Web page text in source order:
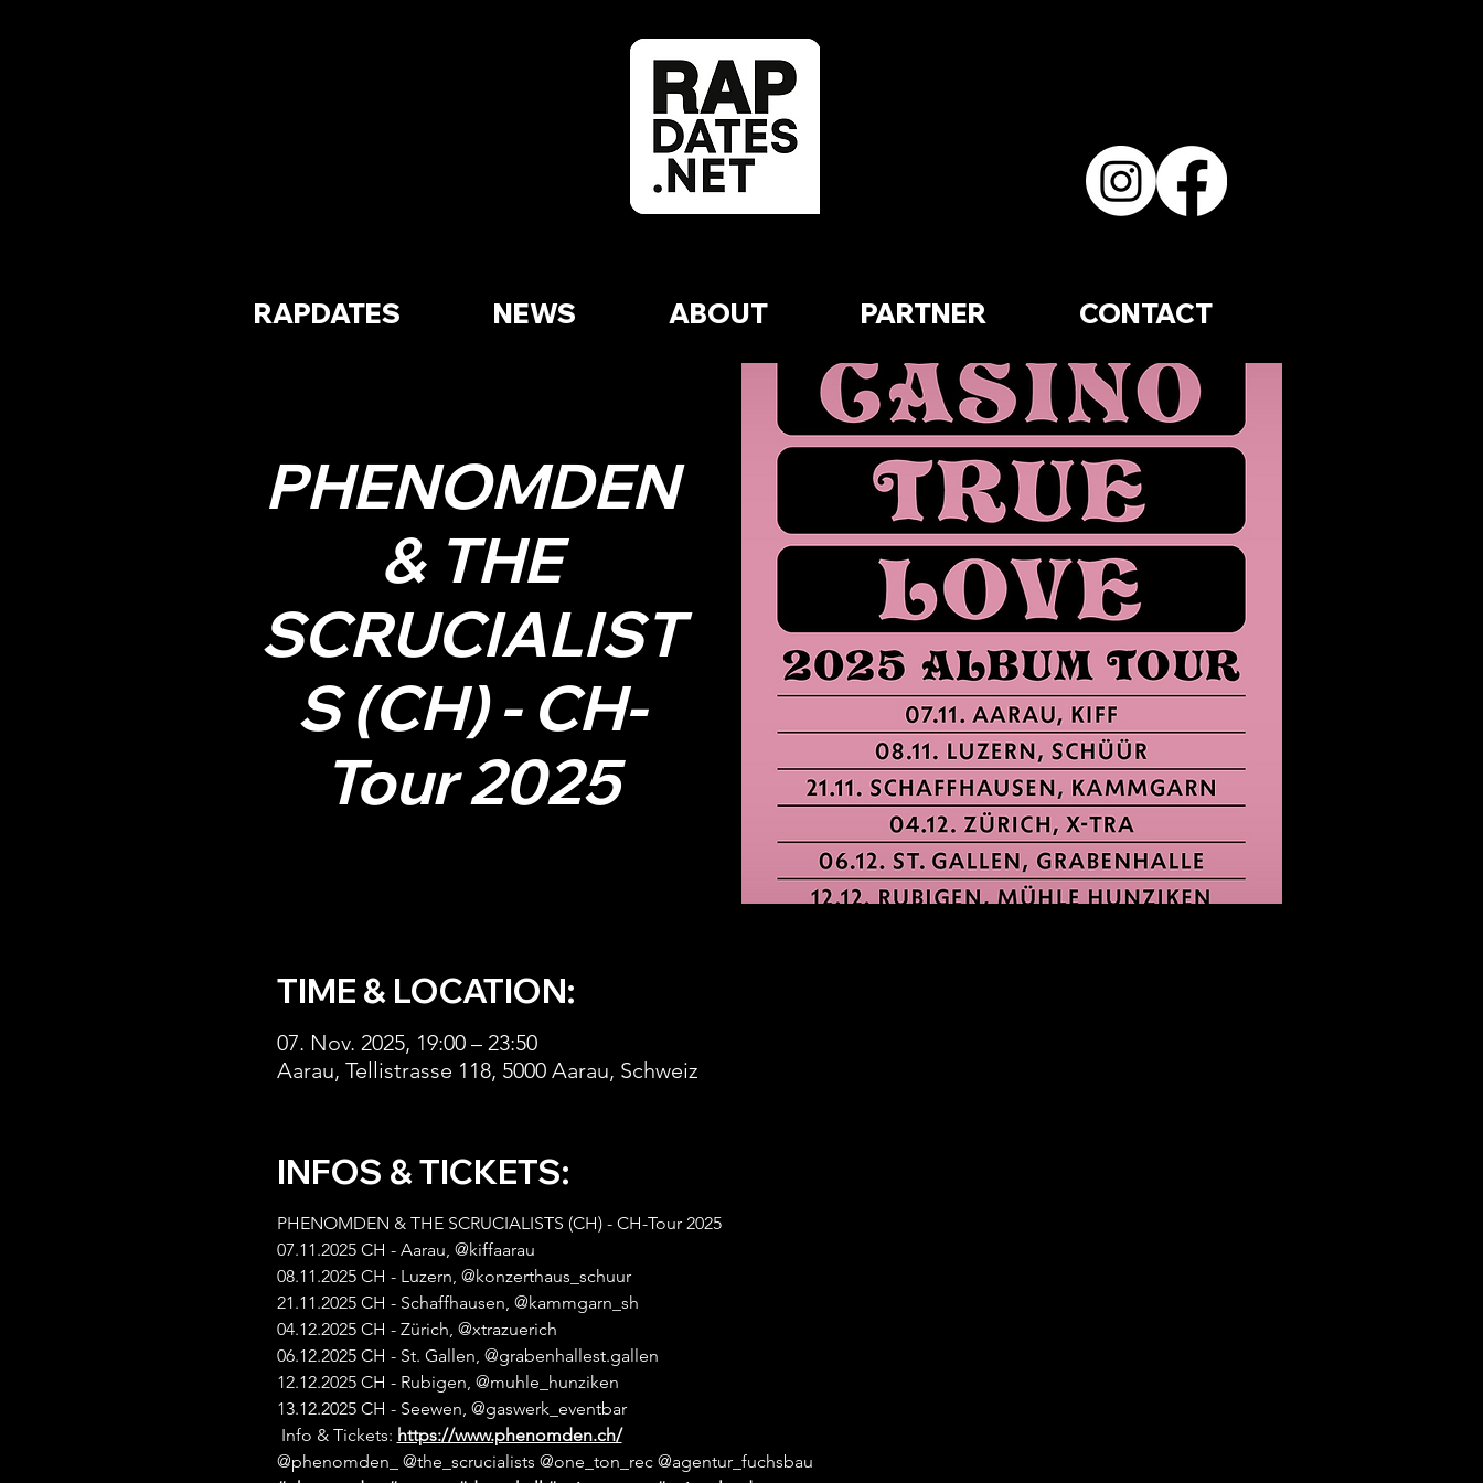
RAPDATES NEWS ABOUT PARTNER CONTACT
PHENOMDEN
& THE
SCRUCIALIST
S (CH) - CH-
Tour 2025
TIME & LOCATION:
07. Nov. 2025, 19:00 – 23:50
Aarau, Tellistrasse 118, 5000 Aarau, Schweiz
INFOS & TICKETS:
PHENOMDEN & THE SCRUCIALISTS (CH) - CH-Tour 2025
07.11.2025 CH - Aarau, @kiffaarau
08.11.2025 CH - Luzern, @konzerthaus_schuur
21.11.2025 CH - Schaffhausen, @kammgarn_sh
04.12.2025 CH - Zürich, @xtrazuerich
06.12.2025 CH - St. Gallen, @grabenhallest.gallen
12.12.2025 CH - Rubigen, @muhle_hunziken
13.12.2025 CH - Seewen, @gaswerk_eventbar
Info & Tickets: https://www.phenomden.ch/
@phenomden_ @the_scrucialists @one_ton_rec @agentur_fuchsbau